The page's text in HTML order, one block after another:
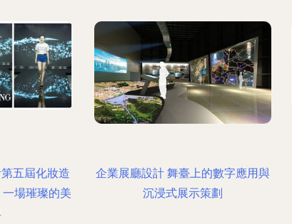
五屆化妝造
場璀璨的美
企業展廳設計 舞臺上的數字應用與
沉浸式展示策劃